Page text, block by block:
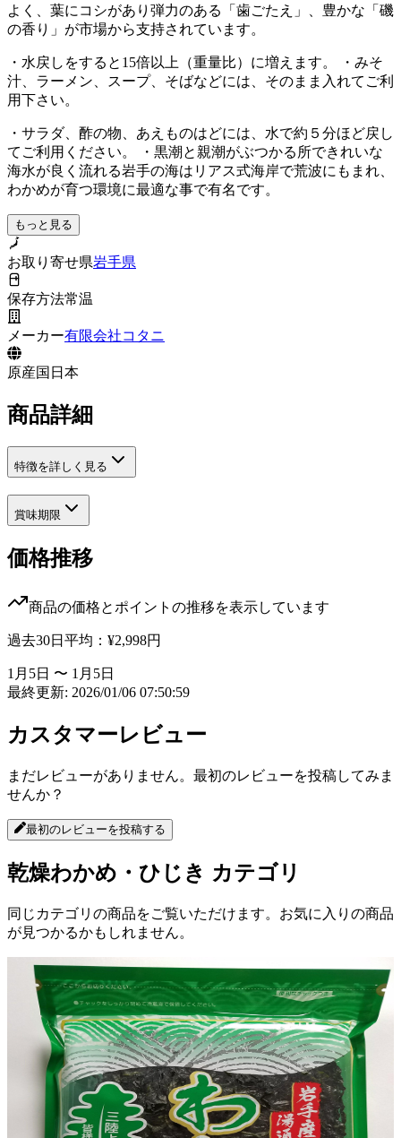
よく、葉にコシがあり弾力のある「歯ごたえ」、豊かな「磯
の香り」が市場から支持されています。
・水戻しをすると15倍以上（重量比）に増えます。 ・みそ
汁、ラーメン、スープ、そばなどには、そのまま入れてご利
用下さい。
・サラダ、酢の物、あえものはどには、水で約５分ほど戻し
てご利用ください。 ・黒潮と親潮がぶつかる所できれいな
海水が良く流れる岩手の海はリアス式海岸で荒波にもまれ、
わかめが育つ環境に最適な事で有名です。
もっと見る
お取り寄せ県岩手県
保存方法常温
メーカー有限会社コタニ
原産国 日本
商品詳細
特徴を詳しく見る
賞味期限
価格推移
商品の価格とポイントの推移を表示しています
過去30日平均： ¥2,998円
1月5日 〜 1月5日
最終更新: 2026/01/06 07:50:59
カスタマーレビュー
まだレビューがありません。最初のレビューを投稿してみま
せんか？
最初のレビューを投稿する
乾燥わかめ・ひじき カテゴリ
同じカテゴリの商品をご覧いただけます。お気に入りの商品
が見つかるかもしれません。